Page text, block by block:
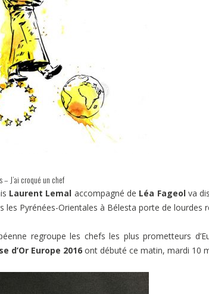
J’ai croqué un chef
Laurent Lemal accompagné de Léa Fageolva
les Pyrénées-Orientales à Bélesta porte de lourdes
regroupe les chefs les plus prometteurs
d’Or Europe 2016 ont débuté ce matin, mardi 10